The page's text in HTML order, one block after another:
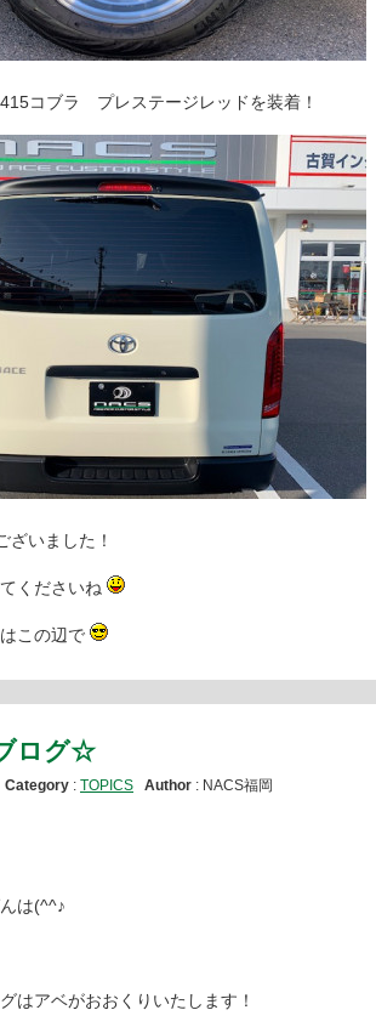
コブラ プレステージレッドを装着！
ざいました！
くださいね
この辺で
ログ☆
Category : TOPICS Author : NACS福岡
は(^^♪
はアベがおおくりいたします！